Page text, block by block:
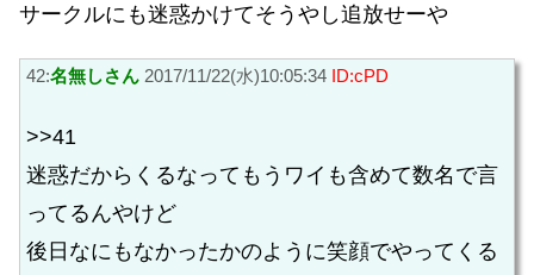
サークルにも迷惑かけてそうやし追放せーや
42:名無しさん 2017/11/22(水)10:05:34 ID:cPD
>>41
迷惑だからくるなってもうワイも含めて数名で言
ってるんやけど
後日なにもなかったかのように笑顔でやってくる